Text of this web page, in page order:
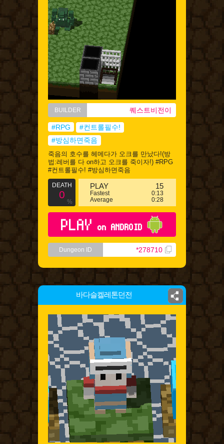
BUILDER 퀘스트비전이
#RPG
#컨트롤필수!
#방심하면죽음
죽음의 호수를 헤메다가 오크를 만났다!(방
법:레버를 다 on하고 오크를 죽이자!) #RPG
#컨트롤필수! #방심하면죽음
DEATH
0
%
PLAY 15
Fastest
0:13
Average
0:28
PLAY on ANDROID
Dungeon ID *278710
바다슬켈레톤던전